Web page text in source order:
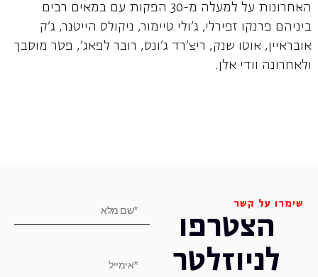
האחרונות על למעלה מ-30 הפקות עם במאים רבים
ביניהם פרנקו זפירלי, ג'ולי טיימור, ניקולס הייטנר, ג'ק
אובראיין, אוטו שנק, ריצ'רד ג'ונס, רובר לפאג', פטר מוסבך
ולאחרונה וודי אלן.
שימרו על קשר
הצטרפו
לניוזלטר